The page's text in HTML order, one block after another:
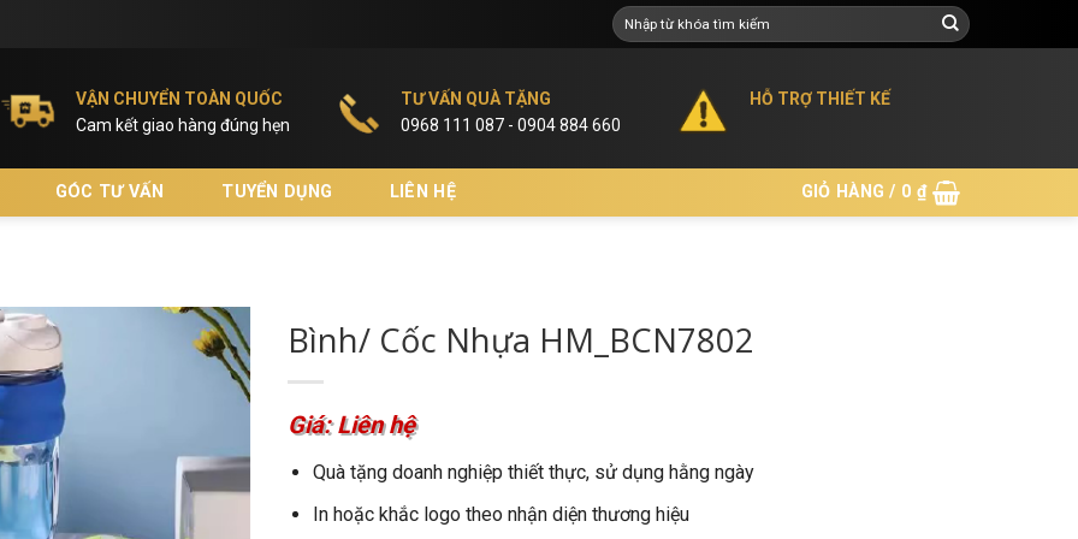
Tìm
kiếm:
VẬN CHUYỂN TOÀN QUỐC
Cam kết giao hàng đúng hẹn
TƯ VẤN QUÀ TẶNG
0968 111 087 - 0904 884 660
HỖ TRỢ THIẾT KẾ
GÓC TƯ VẤN TUYỂN DỤNG LIÊN HỆ GIỎ HÀNG / 0 ₫
Bình/ Cốc Nhựa HM_BCN7802
Giá: Liên hệ
Quà tặng doanh nghiệp thiết thực, sử dụng hằng ngày
In hoặc khắc logo theo nhận diện thương hiệu